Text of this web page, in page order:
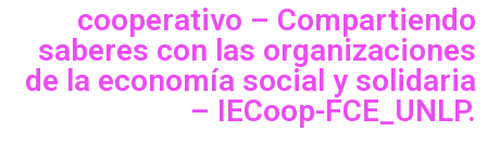
cooperativo – Compartiendo
saberes con las organizaciones
de la economía social y solidaria
– IECoop-FCE_UNLP.